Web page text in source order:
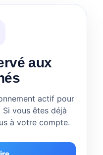
aux
actif pour
vous êtes déjà
à votre compte.